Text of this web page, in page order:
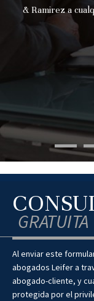
& Ramirez a
GRATUITA
Al enviar este
abogados Leifer a
abogado-cliente, y
protegida por el